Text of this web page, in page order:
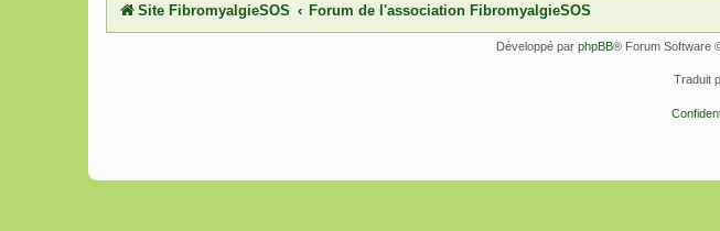
Site FibromyalgieSOS Forum de l'association FibromyalgieSOS
Développé par phpBB® Forum Software
Traduit